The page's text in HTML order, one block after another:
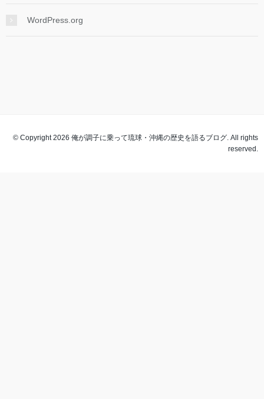
WordPress.org
© Copyright 2026 俺が調子に乗って琉球・沖縄の歴史を語るブログ. All rights
reserved.